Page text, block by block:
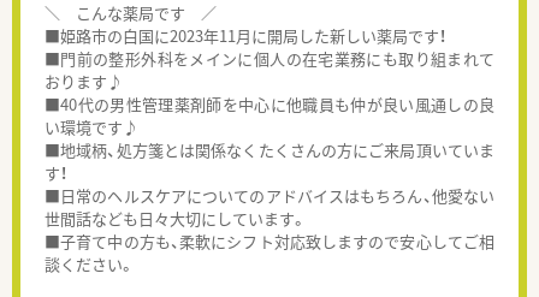
＼ こんな薬局です ／
■姫路市の白国に2023年11月に開局した新しい薬局です！
■門前の整形外科をメインに個人の在宅業務にも取り組まれて
おります♪
■40代の男性管理薬剤師を中心に他職員も仲が良い風通しの良
い環境です♪
■地域柄、処方箋とは関係なくたくさんの方にご来局頂いていま
す！
■日常のヘルスケアについてのアドバイスはもちろん、他愛ない
世間話なども日々大切にしています。
■子育て中の方も、柔軟にシフト対応致しますので安心してご相
談ください。